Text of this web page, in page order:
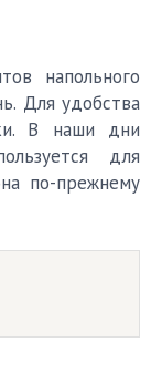
напольного
Для удобства
В наши дни
для
по-прежнему